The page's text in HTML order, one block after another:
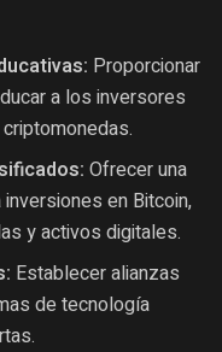
Proporcionar
a los inversores
Ofrecer una
en Bitcoin,
y activos digitales.
Establecer alianzas
de tecnología